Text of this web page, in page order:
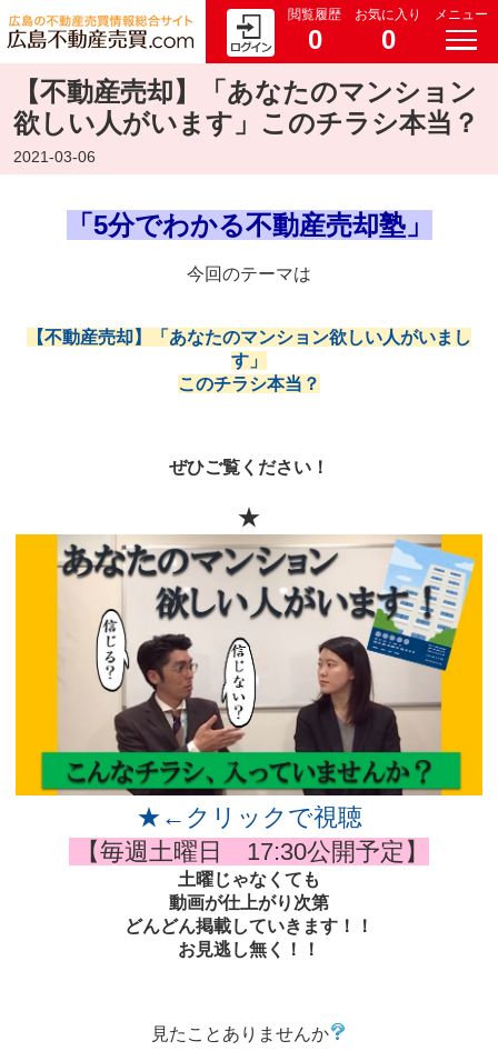
閲覧履歴
0
お気に入り
0
メニュー
【不動産売却】「あなたのマンション
欲しい人がいます」このチラシ本当？
2021-03-06
「5分でわかる不動産売却塾」
今回のテーマは
【不動産売却】「あなたのマンション欲しい人がいまし
す」
このチラシ本当？
ぜひご覧ください！
★
★←クリックで視聴
【毎週土曜日 17:30公開予定】
土曜じゃなくても
動画が仕上がり次第
どんどん掲載していきます！！
お見逃し無く！！
見たことありませんか